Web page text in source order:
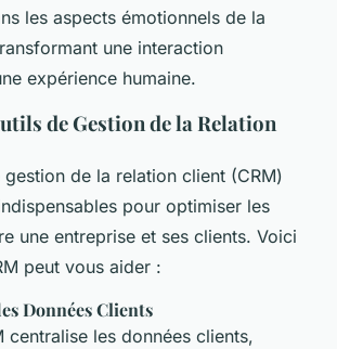
les aspects émotionnels de la
une interaction
expérience humaine.
de Gestion de la Relation
de la relation client (CRM)
pour optimiser les
une entreprise et ses clients. Voici
peut vous aider :
Données Clients
centralise les données clients,